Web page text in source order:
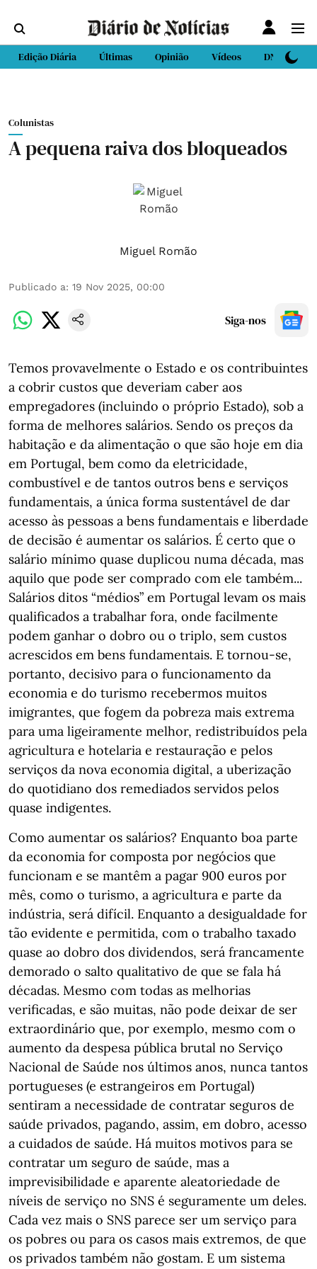
Edição Diária Últimas Opinião Vídeos DN Sport
Colunistas
A pequena raiva dos bloqueados
Miguel Romão
Publicado a: 19 Nov 2025, 00:00
Siga-nos
Temos provavelmente o Estado e os contribuintes
a cobrir custos que deveriam caber aos
empregadores (incluindo o próprio Estado), sob a
forma de melhores salários. Sendo os preços da
habitação e da alimentação o que são hoje em dia
em Portugal, bem como da eletricidade,
combustível e de tantos outros bens e serviços
fundamentais, a única forma sustentável de dar
acesso às pessoas a bens fundamentais e liberdade
de decisão é aumentar os salários. É certo que o
salário mínimo quase duplicou numa década, mas
aquilo que pode ser comprado com ele também...
Salários ditos “médios” em Portugal levam os mais
qualificados a trabalhar fora, onde facilmente
podem ganhar o dobro ou o triplo, sem custos
acrescidos em bens fundamentais. E tornou-se,
portanto, decisivo para o funcionamento da
economia e do turismo recebermos muitos
imigrantes, que fogem da pobreza mais extrema
para uma ligeiramente melhor, redistribuídos pela
agricultura e hotelaria e restauração e pelos
serviços da nova economia digital, a uberização
do quotidiano dos remediados servidos pelos
quase indigentes.
Como aumentar os salários? Enquanto boa parte
da economia for composta por negócios que
funcionam e se mantêm a pagar 900 euros por
mês, como o turismo, a agricultura e parte da
indústria, será difícil. Enquanto a desigualdade for
tão evidente e permitida, com o trabalho taxado
quase ao dobro dos dividendos, será francamente
demorado o salto qualitativo de que se fala há
décadas. Mesmo com todas as melhorias
verificadas, e são muitas, não pode deixar de ser
extraordinário que, por exemplo, mesmo com o
aumento da despesa pública brutal no Serviço
Nacional de Saúde nos últimos anos, nunca tantos
portugueses (e estrangeiros em Portugal)
sentiram a necessidade de contratar seguros de
saúde privados, pagando, assim, em dobro, acesso
a cuidados de saúde. Há muitos motivos para se
contratar um seguro de saúde, mas a
imprevisibilidade e aparente aleatoriedade de
níveis de serviço no SNS é seguramente um deles.
Cada vez mais o SNS parece ser um serviço para
os pobres ou para os casos mais extremos, de que
os privados também não gostam. E um sistema